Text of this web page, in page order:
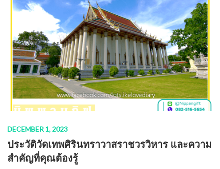
DECEMBER 1, 2023
ประวัติวัดเทพศิรินทราวาสราชวรวิหาร และความ
สำคัญที่คุณต้องรู้